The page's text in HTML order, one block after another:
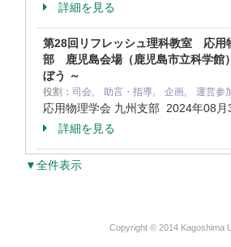
詳細を見る
第28回リフレッシュ理科教室 応用
部 鹿児島会場（鹿児島市立科学館
ぼう ～
役割： 司会, 助言・指導, 企画, 運営参
応用物理学会 九州支部 2024年08月
詳細を見る
▼全件表示
Copyright © 2014 Kagoshima